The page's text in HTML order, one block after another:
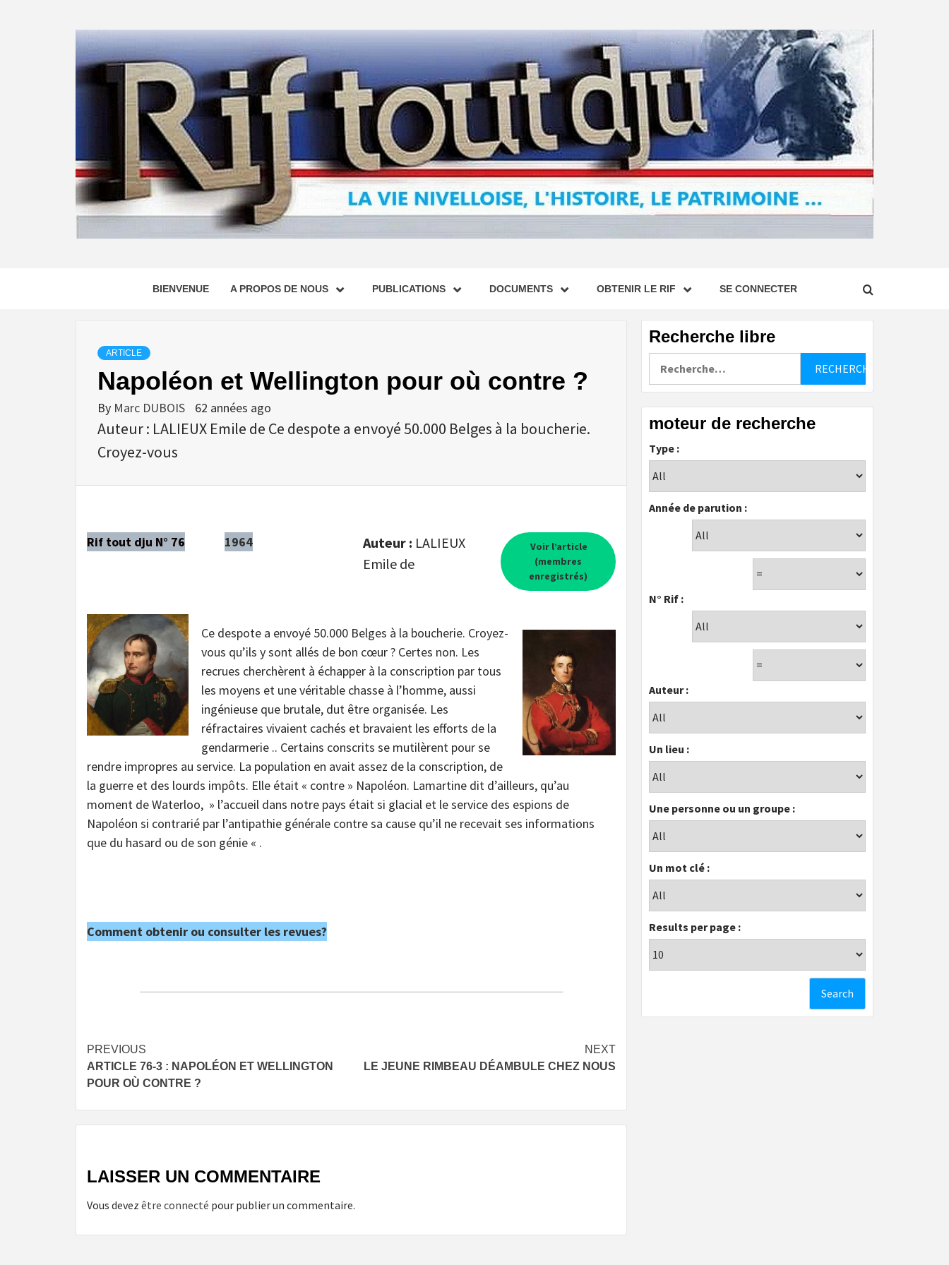
BIENVENUE A PROPOS DE NOUS PUBLICATIONS DOCUMENTS OBTENIR LE RIF SE CONNECTER
ARTICLE
Napoléon et Wellington pour où contre ?
By Marc DUBOIS 62 années ago
Auteur : LALIEUX Emile de Ce despote a envoyé 50.000 Belges à la boucherie.
Croyez-vous
Rif tout dju N° 76 1964 Auteur : LALIEUX
Emile de
Voir l’article
(membres
enregistrés)
Ce despote a envoyé 50.000 Belges à la boucherie. Croyez-
vous qu’ils y sont allés de bon cœur ? Certes non. Les
recrues cherchèrent à échapper à la conscription par tous
les moyens et une véritable chasse à l’homme, aussi
ingénieuse que brutale, dut être organisée. Les
réfractaires vivaient cachés et bravaient les efforts de la
gendarmerie .. Certains conscrits se mutilèrent pour se
rendre impropres au service. La population en avait assez de la conscription, de
la guerre et des lourds impôts. Elle était « contre » Napoléon. Lamartine dit d’ailleurs, qu’au
moment de Waterloo, » l’accueil dans notre pays était si glacial et le service des espions de
Napoléon si contrarié par l’antipathie générale contre sa cause qu’il ne recevait ses informations
que du hasard ou de son génie « .
Comment obtenir ou consulter les revues?
Post
navigation
PREVIOUS
ARTICLE 76-3 : NAPOLÉON ET WELLINGTON
POUR OÙ CONTRE ?
NEXT
LE JEUNE RIMBEAU DÉAMBULE CHEZ NOUS
LAISSER UN COMMENTAIRE
Vous devez être connecté pour publier un commentaire.
Recherche libre
moteur de recherche
Type :
Année de parution :
N° Rif :
Auteur :
Un lieu :
Une personne ou un groupe :
Un mot clé :
Results per page :